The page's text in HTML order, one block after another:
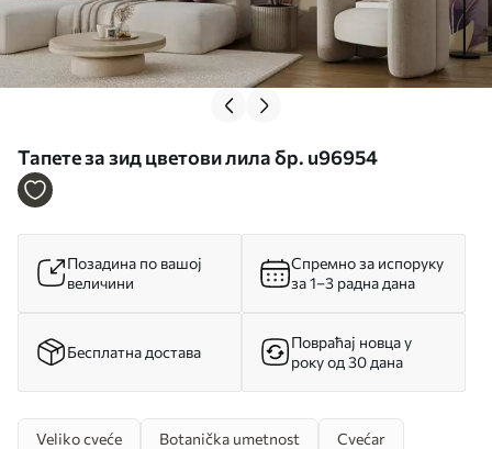
Тапете за зид цветови лила бр. u96954
Позадина по вашој
величини
Спремно за испоруку
за 1–3 радна дана
Бесплатна достава
Повраћај новца у
року од 30 дана
Veliko cveće Botanička umetnost Cvećar